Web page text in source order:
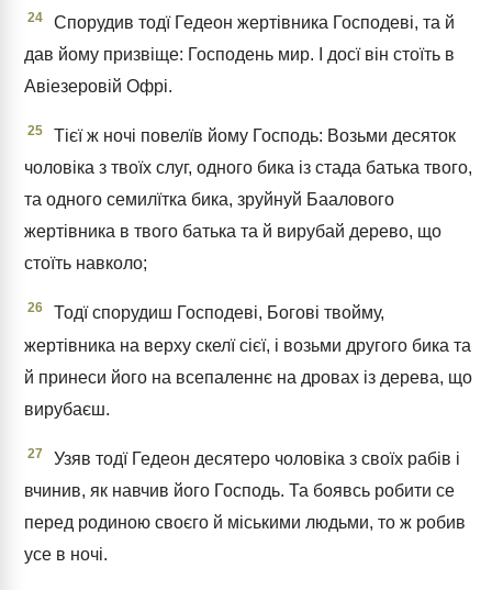
24
Спорудив тодї Гедеон жертівника Господеві, та й
дав йому призвіще: Господень мир. І досї він стоїть в
Авіезеровій Офрі.
25
Тієї ж ночі повелїв йому Господь: Возьми десяток
чоловіка з твоїх слуг, одного бика із стада батька твого,
та одного семилїтка бика, зруйнуй Баалового
жертівника в твого батька та й вирубай дерево, що
стоїть навколо;
26
Тодї спорудиш Господеві, Богові твойму,
жертівника на верху скелї сієї, і возьми другого бика та
й принеси його на всепаленнє на дровах із дерева, що
вирубаєш.
27
Узяв тодї Гедеон десятеро чоловіка з своїх рабів і
вчинив, як навчив його Господь. Та боявсь робити се
перед родиною своєго й міськими людьми, то ж робив
усе в ночі.